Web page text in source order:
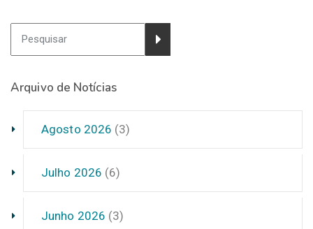
Arquivo de Notícias
Agosto 2026 (3)
Julho 2026 (6)
Junho 2026 (3)